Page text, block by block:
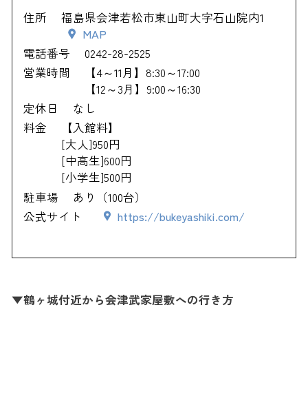
住所
福島県会津若松市東山町大字石山院内1
MAP
電話番号
0242-28-2525
営業時間
【4～11月】8:30～17:00
【12～3月】9:00～16:30
定休日
なし
料金
【入館料】
[大人]950円
[中高生]600円
[小学生]500円
駐車場
あり（100台）
公式サイト
https://bukeyashiki.com/
▼鶴ヶ城付近から会津武家屋敷への行き方